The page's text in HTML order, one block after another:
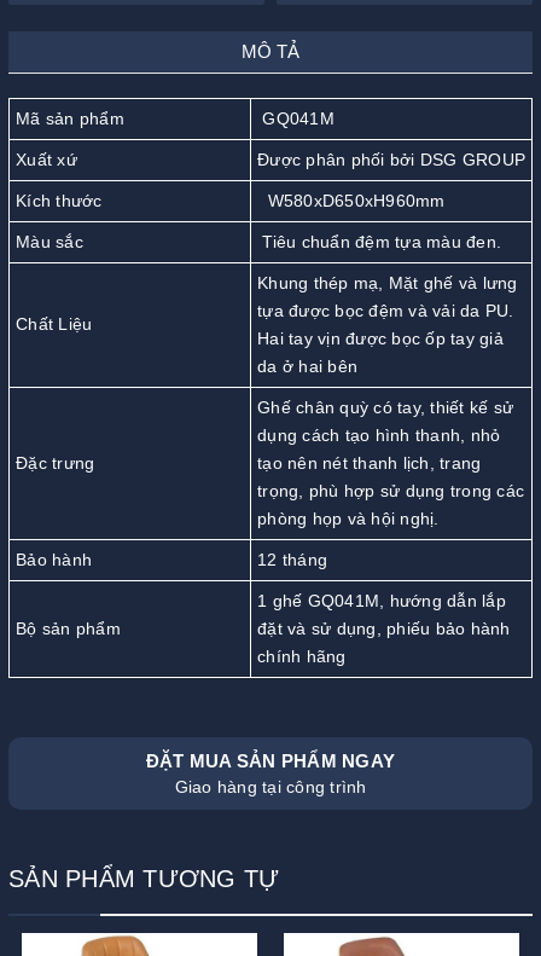
MÔ TẢ
Mã sản phẩm GQ041M
Xuất xứ Được phân phối bởi DSG GROUP
Kích thước W580xD650xH960mm
Màu sắc Tiêu chuẩn đệm tựa màu đen.
Chất Liệu
Khung thép mạ, Mặt ghế và lưng
tựa được bọc đệm và vải da PU.
Hai tay vịn được bọc ốp tay giả
da ở hai bên
Đặc trưng
Ghế chân quỳ có tay, thiết kế sử
dụng cách tạo hình thanh, nhỏ
tạo nên nét thanh lịch, trang
trọng, phù hợp sử dụng trong các
phòng họp và hội nghị.
Bảo hành 12 tháng
Bộ sản phẩm
1 ghế GQ041M, hướng dẫn lắp
đặt và sử dụng, phiếu bảo hành
chính hãng
ĐẶT MUA SẢN PHẨM NGAY
Giao hàng tại công trình
SẢN PHẨM TƯƠNG TỰ